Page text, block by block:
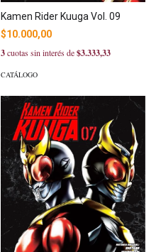
Kamen Rider Kuuga Vol. 09
$10.000,00
3cuotas sin interés de$3.333,33
CATÁLOGO